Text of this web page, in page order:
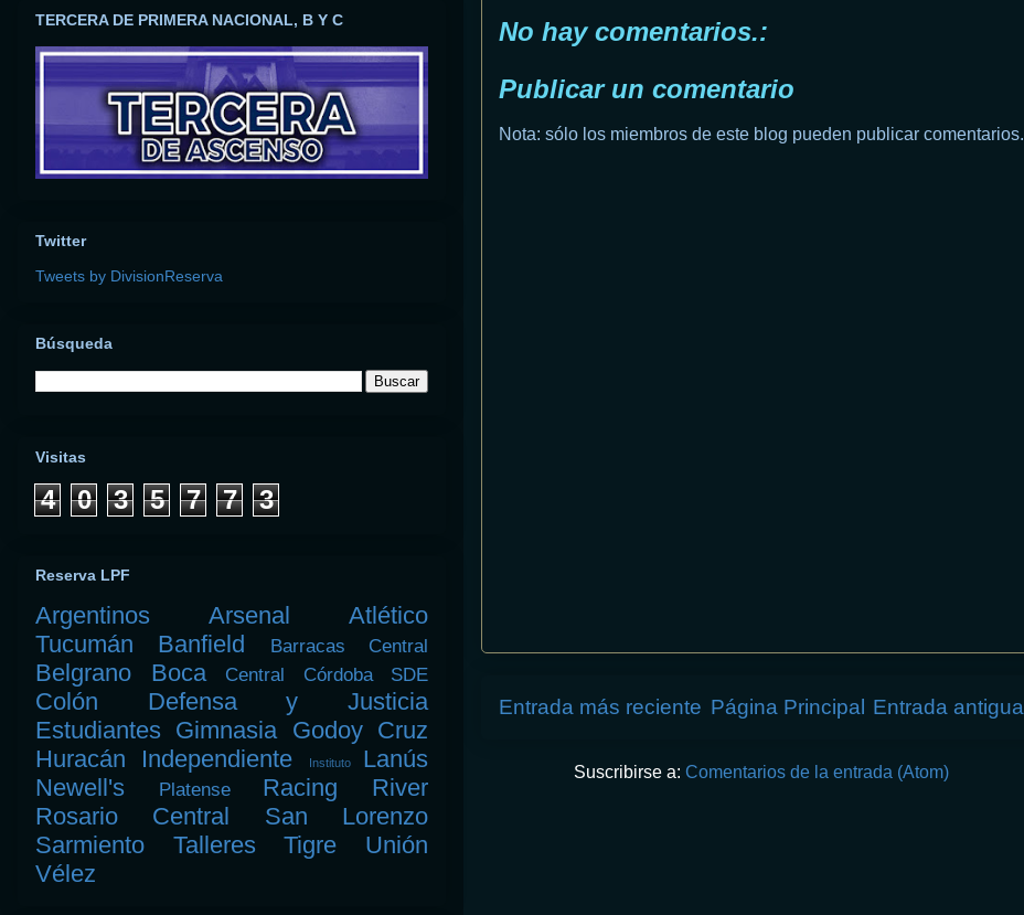
No hay comentarios.:
Publicar un comentario
Nota: sólo los miembros de este blog pueden publicar comentarios.
Entrada más reciente Entrada antigua
Página Principal
Suscribirse a: Comentarios de la entrada (Atom)
TERCERA DE PRIMERA NACIONAL, B Y C
Twitter
Tweets by DivisionReserva
Búsqueda
Visitas
4 0 3 5 7 7 3
Reserva LPF
Argentinos Arsenal
Atlético
Tucumán
Banfield Barracas Central
Belgrano Boca Central Córdoba SDE
Colón
Defensa y Justicia
Estudiantes Gimnasia Godoy Cruz
Huracán
Independiente Instituto
Lanús
Newell's
Platense Racing
River
Rosario Central
San Lorenzo
Sarmiento
Talleres Tigre
Unión
Vélez